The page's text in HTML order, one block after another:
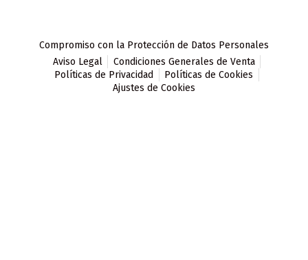
Compromiso con la Protección de Datos Personales
Aviso Legal
Condiciones Generales de Venta
Políticas de Privacidad
Políticas de Cookies
Ajustes de Cookies